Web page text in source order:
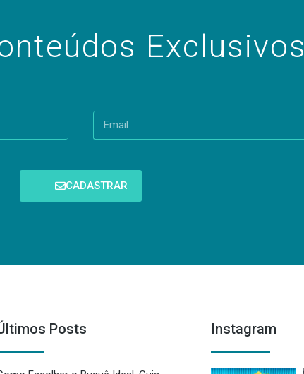
Exclusivos
CADASTRAR
Posts Instagram